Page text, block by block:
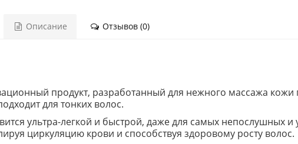
Описание Отзывов (0)
продукт, разработанный для нежного массажа
для тонких волос.
ультра-легкой и быстрой, даже для самых непослушных
циркуляцию крови и способствуя здоровому росту волос.